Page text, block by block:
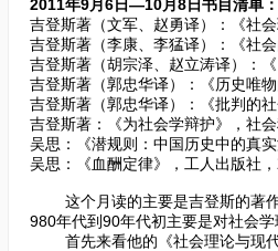
2011年9月6日—10月8日书目清单：
吉登斯著（文军、赵勇译）：《社
吉登斯著（李康、李猛译）：《社
吉登斯著（胡宗泽、赵立涛译）：
吉登斯著（郭忠华译）：《历史唯
吉登斯著（郭忠华译）：《批判的
吉登斯著：《为社会学辩护》，社
吴思：《潜规则：中国历史中的真
吴思：《血酬定律》，工人出版社，
这个月读的主要是吉登斯的著作
980年代到90年代初主要是对社会
首先来看他的《社会理论与现代